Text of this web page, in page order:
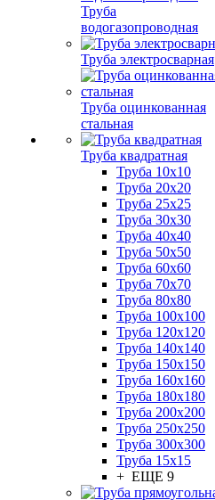
Труба
водогазопроводная
Труба электросварная
Труба оцинкованная
стальная
Труба квадратная
Труба 10x10
Труба 20x20
Труба 25x25
Труба 30x30
Труба 40x40
Труба 50x50
Труба 60x60
Труба 70x70
Труба 80x80
Труба 100x100
Труба 120x120
Труба 140x140
Труба 150x150
Труба 160x160
Труба 180x180
Труба 200x200
Труба 250x250
Труба 300x300
Труба 15x15
+ ЕЩЕ 9